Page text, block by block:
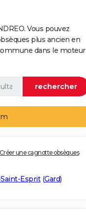
Vous pouvez
plus ancien en
dans le moteur
Créer une cagnotte obsèques
Esprit(Gard)